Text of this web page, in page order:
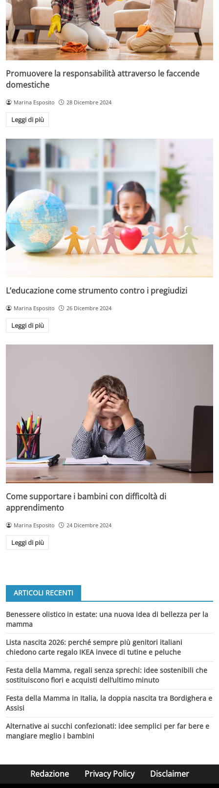
Promuovere la responsabilità attraverso le faccende
domestiche
Marina Esposito 28 Dicembre 2024
Leggi di più
L’educazione come strumento contro i pregiudizi
Marina Esposito 26 Dicembre 2024
Leggi di più
Come supportare i bambini con difficoltà di
apprendimento
Marina Esposito 24 Dicembre 2024
Leggi di più
ARTICOLI RECENTI
Benessere olistico in estate: una nuova idea di bellezza per la
mamma
Lista nascita 2026: perché sempre più genitori italiani
chiedono carte regalo IKEA invece di tutine e peluche
Festa della Mamma, regali senza sprechi: idee sostenibili che
sostituiscono fiori e acquisti dell’ultimo minuto
Festa della Mamma in Italia, la doppia nascita tra Bordighera e
Assisi
Alternative ai succhi confezionati: idee semplici per far bere e
mangiare meglio i bambini
Redazione Privacy Policy Disclaimer